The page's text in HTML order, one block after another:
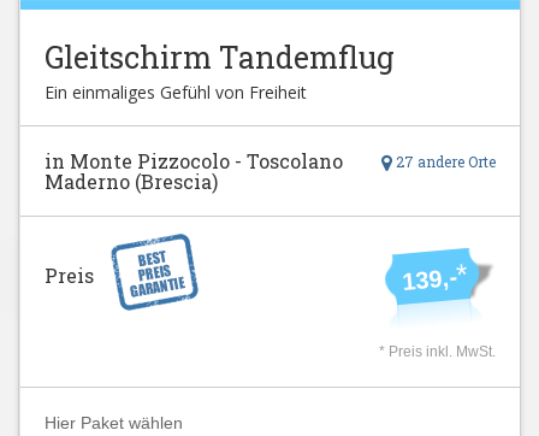
Gleitschirm Tandemflug
Ein einmaliges Gefühl von Freiheit
27 andere Orte
in Monte Pizzocolo - Toscolano
Maderno (Brescia)
139,-*
Preis
* Preis inkl. MwSt.
Hier Paket wählen